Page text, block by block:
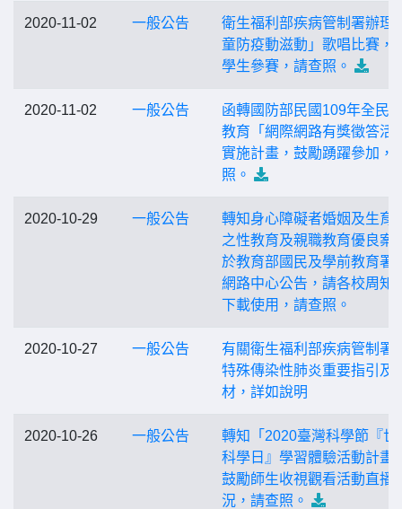
2020-11-02 一般公告
衛生福利部疾病管制署辦理
童防疫動滋動」歌唱比賽，
學生參賽，請查照。
2020-11-02 一般公告
函轉國防部民國109年全民
教育「網際網路有獎徵答活
實施計畫，鼓勵踴躍參加，
照。
2020-10-29 一般公告
轉知身心障礙者婚姻及生育
之性教育及親職教育優良案
於教育部國民及學前教育署
網路中心公告，請各校周知
下載使用，請查照。
2020-10-27 一般公告
有關衛生福利部疾病管制署
特殊傳染性肺炎重要指引及
材，詳如說明
2020-10-26 一般公告
轉知「2020臺灣科學節『世
科學日』學習體驗活動計畫
鼓勵師生收視觀看活動直播
況，請查照。